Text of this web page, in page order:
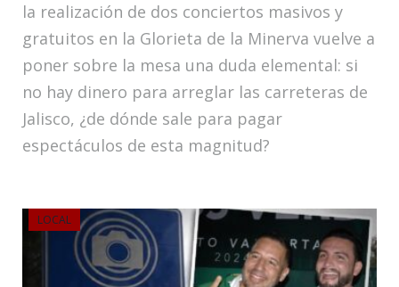
la realización de dos conciertos masivos y
gratuitos en la Glorieta de la Minerva vuelve a
poner sobre la mesa una duda elemental: si
no hay dinero para arreglar las carreteras de
Jalisco, ¿de dónde sale para pagar
espectáculos de esta magnitud?
LOCAL